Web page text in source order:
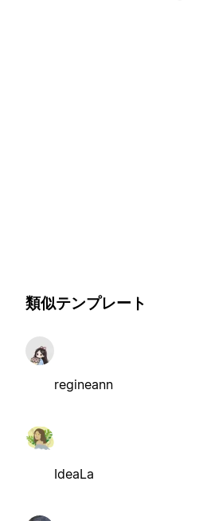
類似テンプレート
regineann
IdeaLa